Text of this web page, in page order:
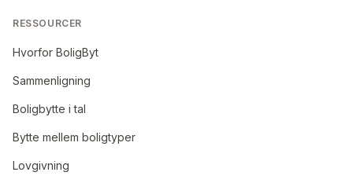
RESSOURCER
Hvorfor BoligByt
Sammenligning
Boligbytte i tal
Bytte mellem boligtyper
Lovgivning